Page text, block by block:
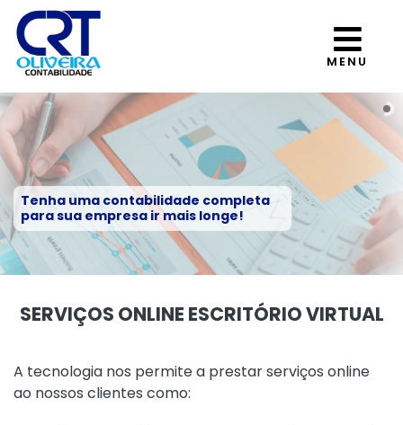
MENU
Tenha uma contabilidade completa
para sua empresa ir mais longe!
SERVIÇOS ONLINE ESCRITÓRIO VIRTUAL
A tecnologia nos permite a prestar serviços online
ao nossos clientes como: